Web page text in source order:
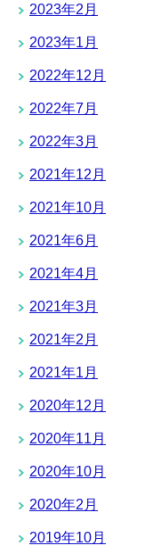
2023年2月
2023年1月
2022年12月
2022年7月
2022年3月
2021年12月
2021年10月
2021年6月
2021年4月
2021年3月
2021年2月
2021年1月
2020年12月
2020年11月
2020年10月
2020年2月
2019年10月